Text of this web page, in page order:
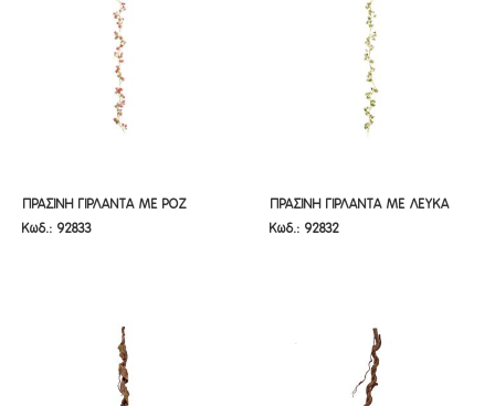
ΠΡΑΣΙΝΗ ΓΙΡΛΑΝΤΑ ΜΕ ΡΟΖ ΑΝΘΗ
180ΕΚ
ΠΡΑΣΙΝΗ ΓΙΡΛΑΝΤΑ ΜΕ ΡΟΖ
ΑΝΘΗ 180ΕΚ
Κωδ.: 92833
ΠΡΑΣΙΝΗ ΓΙΡΛΑΝΤΑ ΜΕ ΛΕΥΚΑ
ΑΝΘΗ 180ΕΚ
ΠΡΑΣΙΝΗ ΓΙΡΛΑΝΤΑ ΜΕ ΛΕΥΚΑ
ΑΝΘΗ 180ΕΚ
Κωδ.: 92832